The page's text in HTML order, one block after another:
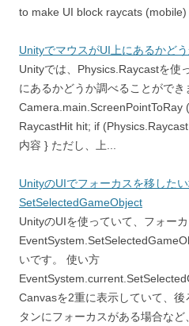
to make UI block raycats (mobile)
UnityでマウスがUI上にあるかど
Unityでは、Physics.Raycastを使
にあるかどうか調べることがで
Camera.main.ScreenPointToRay
RaycastHit hit; if
内容 } ただし、上...
UnityのUIでフォーカスを移した
SetSelectedGameObject
UnityのUIを使っていて、フォー
いです。 使い方
Canvasを2重に表示していて、
タンにフォーカスがある場合など